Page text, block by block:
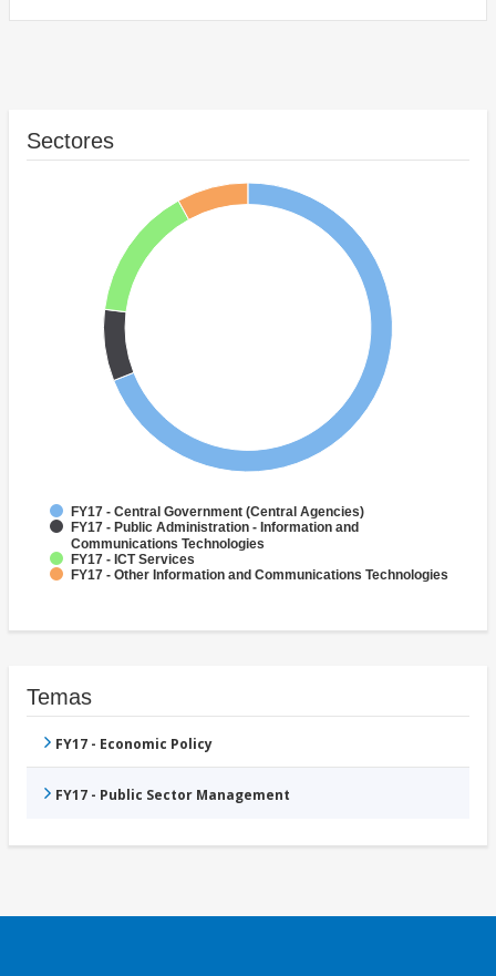
Sectores
FY17 - Central Government (Central Agencies)
FY17 - Public Administration - Information and
Communications Technologies
FY17 - ICT Services
FY17 - Other Information and Communications Technologies
Temas
FY17 - Economic Policy
FY17 - Public Sector Management